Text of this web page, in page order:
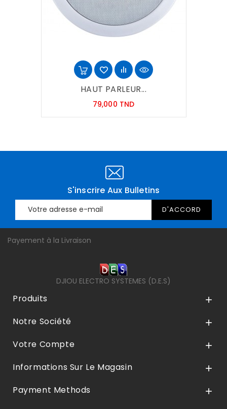
HAUT PARLEUR...
79,000 TNDPrix
S'inscrire Aux Bulletins
Payement à la Livraison
DJIOU ELECTRO SYSTEMES (D.E.S)
Produits 
Notre Société 
Votre Compte 
Informations Sur Le Magasin 
Payment Methods 